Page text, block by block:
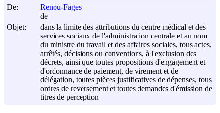
De:
Renou-Fages
de
Objet:
dans la limite des attributions du centre médical et des
services sociaux de l'administration centrale et au nom
du ministre du travail et des affaires sociales, tous actes,
arrêtés, décisions ou conventions, à l'exclusion des
décrets, ainsi que toutes propositions d'engagement et
d'ordonnance de paiement, de virement et de
délégation, toutes pièces justificatives de dépenses, tous
ordres de reversement et toutes demandes d'émission de
titres de perception